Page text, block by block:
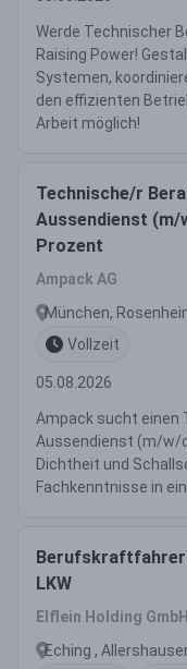
Werde Technischer
Raising Power!
Systemen,
den effizienten
Arbeit möglich!
Technische/r
Aussendienst (m/
Prozent
Ampack AG
München,
Vollzeit
05.08.2026
Ampack sucht einen
Aussendienst (m/w/
Dichtheit und
Fachkenntnisse in
LKW
Elflein Holding GmbH
Eching ,